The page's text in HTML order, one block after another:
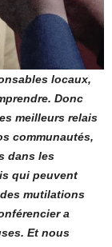
locaux,
Donc
meilleurs relais
communautés,
dans les
qui peuvent
mutilations
a
Et nous